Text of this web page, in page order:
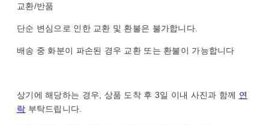
교환/반품
단순 변심으로 인한 교환 및 환불은 불가합니다.
배송 중 화분이 파손된 경우 교환 또는 환불이 가능합니다
상기에 해당하는 경우, 상품 도착 후 3일 이내 사진과 함께 연
락 부탁드립니다.